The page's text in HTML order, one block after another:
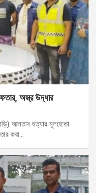
অস্ত্র উদ্ধার
আলতাব হত্যার মূলহোতা
করা…